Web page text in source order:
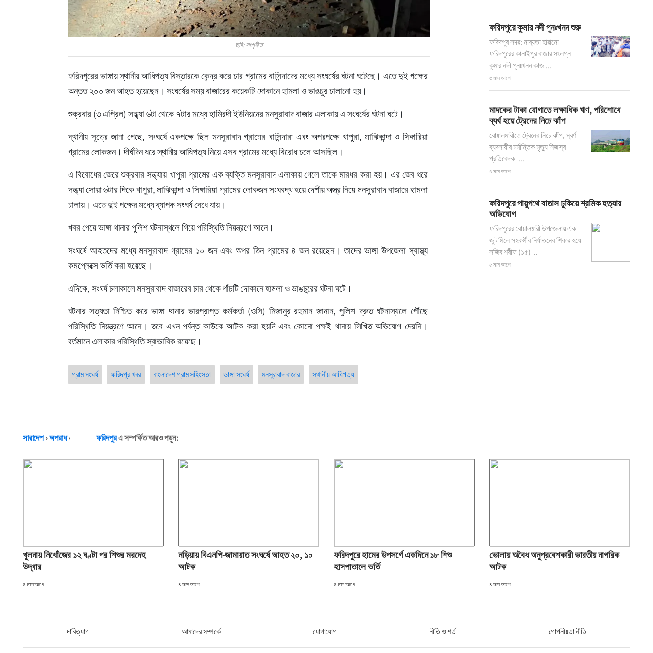
ছবি: সংগৃহীত
ফরিদপুরের ভাঙ্গায় স্থানীয় আধিপত্য বিস্তারকে কেন্দ্র করে চার গ্রামের বাসিন্দাদের মধ্যে সংঘর্ষের ঘটনা ঘটেছে। এতে দুই পক্ষের
অন্তত ২০০ জন আহত হয়েছেন। সংঘর্ষের সময় বাজারের কয়েকটি দোকানে হামলা ও ভাঙচুর চালানো হয়।
শুক্রবার (৩ এপ্রিল) সন্ধ্যা ৬টা থেকে ৭টার মধ্যে হামিরদী ইউনিয়নের মনসুরাবাদ বাজার এলাকায় এ সংঘর্ষের ঘটনা ঘটে।
স্থানীয় সূত্রে জানা গেছে, সংঘর্ষে একপক্ষে ছিল মনসুরাবাদ গ্রামের বাসিন্দারা এবং অপরপক্ষে খাপুরা, মাঝিকান্দা ও সিঙ্গারিয়া
গ্রামের লোকজন। দীর্ঘদিন ধরে স্থানীয় আধিপত্য নিয়ে এসব গ্রামের মধ্যে বিরোধ চলে আসছিল।
এ বিরোধের জেরে শুক্রবার সন্ধ্যায় খাপুরা গ্রামের এক ব্যক্তি মনসুরাবাদ এলাকায় গেলে তাকে মারধর করা হয়। এর জের ধরে
সন্ধ্যা সোয়া ৬টার দিকে খাপুরা, মাঝিকান্দা ও সিঙ্গারিয়া গ্রামের লোকজন সংঘবদ্ধ হয়ে দেশীয় অস্ত্র নিয়ে মনসুরাবাদ বাজারে হামলা
চালায়। এতে দুই পক্ষের মধ্যে ব্যাপক সংঘর্ষ বেধে যায়।
খবর পেয়ে ভাঙ্গা থানার পুলিশ ঘটনাস্থলে গিয়ে পরিস্থিতি নিয়ন্ত্রণে আনে।
সংঘর্ষে আহতদের মধ্যে মনসুরাবাদ গ্রামের ১০ জন এবং অপর তিন গ্রামের ৪ জন রয়েছেন। তাদের ভাঙ্গা উপজেলা স্বাস্থ্য
কমপ্লেক্সে ভর্তি করা হয়েছে।
এদিকে, সংঘর্ষ চলাকালে মনসুরাবাদ বাজারের চার থেকে পাঁচটি দোকানে হামলা ও ভাঙচুরের ঘটনা ঘটে।
ঘটনার সত্যতা নিশ্চিত করে ভাঙ্গা থানার ভারপ্রাপ্ত কর্মকর্তা (ওসি) মিজানুর রহমান জানান, পুলিশ দ্রুত ঘটনাস্থলে পৌঁছে
পরিস্থিতি নিয়ন্ত্রণে আনে। তবে এখন পর্যন্ত কাউকে আটক করা হয়নি এবং কোনো পক্ষই থানায় লিখিত অভিযোগ দেয়নি।
বর্তমানে এলাকার পরিস্থিতি স্বাভাবিক রয়েছে।
গ্রাম সংঘর্ষ ফরিদপুর খবর বাংলাদেশ গ্রাম সহিংসতা ভাঙ্গা সংঘর্ষ মনসুরাবাদ বাজার স্থানীয় আধিপত্য
ফরিদপুরে কুমার নদী পুনঃখনন শুরু
ফরিদপুর সদর: নাব্যতা হারানো
ফরিদপুরের কানাইপুর বাজার সংলগ্ন
কুমার নদী পুনঃখনন কাজ ...
৩ মাস আগে
মাদকের টাকা যোগাতে লক্ষাধিক ঋণ, পরিশোধে
ব্যর্থ হয়ে ট্রেনের নিচে ঝাঁপ
বোয়ালমারীতে ট্রেনের নিচে ঝাঁপ, স্বর্ণ
ব্যবসায়ীর মর্মান্তিক মৃত্যু নিজস্ব
প্রতিবেদক: ...
৪ মাস আগে
ফরিদপুরে পায়ুপথে বাতাস ঢুকিয়ে শ্রমিক হত্যার
অভিযোগ
ফরিদপুরের বোয়ালমারী উপজেলায় এক
জুট মিলে সহকর্মীর নির্যাতনের শিকার হয়ে
সজিব শরীফ (১৫) ...
৫ মাস আগে
সারাদেশ›অপরাধ› ফরিদপুরএ সম্পর্কিত আরও পড়ুন:
খুলনায় নিখোঁজের ১২ ঘণ্টা পর শিশুর মরদেহ
উদ্ধার
৪ মাস আগে
নড়িয়ায় বিএনপি-জামায়াত সংঘর্ষে আহত ২০, ১০
আটক
৪ মাস আগে
ফরিদপুরে হামের উপসর্গে একদিনে ১৮ শিশু
হাসপাতালে ভর্তি
৪ মাস আগে
ভোলায় অবৈধ অনুপ্রবেশকারী ভারতীয় নাগরিক
আটক
৪ মাস আগে
দাবিত্যাগ আমাদের সম্পর্কে যোগাযোগ নীতি ও শর্ত গোপনীয়তা নীতি